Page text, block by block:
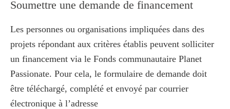
Soumettre une demande de financement
Les personnes ou organisations impliquées dans des
projets répondant aux critères établis peuvent solliciter
un financement via le Fonds communautaire Planet
Passionate. Pour cela, le formulaire de demande doit
être téléchargé, complété et envoyé par courrier
électronique à l’adresse